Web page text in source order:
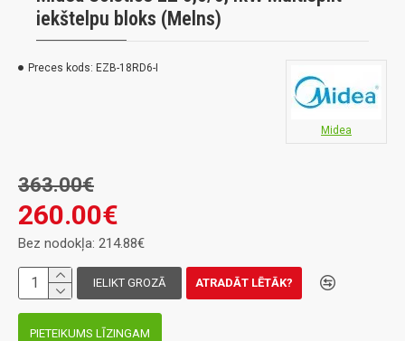
iekštelpu bloks (Melns)
Preces kods: EZB-18RD6-I
Midea
260.00€
363.00€
Bez nodokļa: 214.88€
IELIKT GROZĀ ATRADĀT LĒTĀK?
PIETEIKUMS LĪZINGAM